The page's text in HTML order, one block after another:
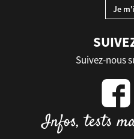
Suivez-nous